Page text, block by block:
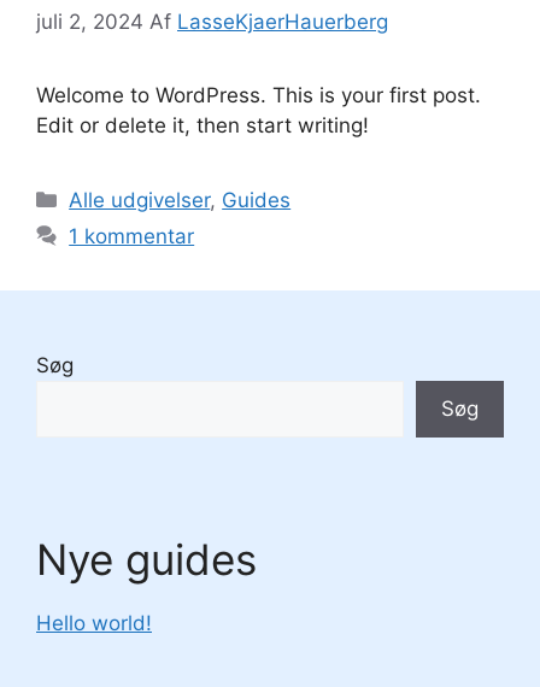
juli 2, 2024 Af LasseKjaerHauerberg
Welcome to WordPress. This is your first post.
Edit or delete it, then start writing!
Kategorier
Alle udgivelser, Guides
1 kommentar
Søg
Søg
Nye guides
Hello world!